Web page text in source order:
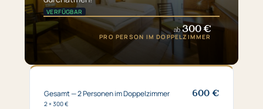
VERFÜGBAR
ab 300 €
PRO PERSON IM DOPPELZIMMER
Gesamt — 2 Personen im Doppelzimmer
2 × 300 €
600 €